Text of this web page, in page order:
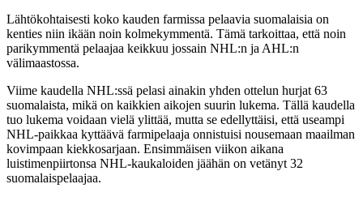
Lähtökohtaisesti koko kauden farmissa pelaavia suomalaisia on
kenties niin ikään noin kolmekymmentä. Tämä tarkoittaa, että noin
parikymmentä pelaajaa keikkuu jossain NHL:n ja AHL:n
välimaastossa.
Viime kaudella NHL:ssä pelasi ainakin yhden ottelun hurjat 63
suomalaista, mikä on kaikkien aikojen suurin lukema. Tällä kaudella
tuo lukema voidaan vielä ylittää, mutta se edellyttäisi, että useampi
NHL-paikkaa kyttäävä farmipelaaja onnistuisi nousemaan maailman
kovimpaan kiekkosarjaan. Ensimmäisen viikon aikana
luistimenpiirtonsa NHL-kaukaloiden jäähän on vetänyt 32
suomalaispelaajaa.